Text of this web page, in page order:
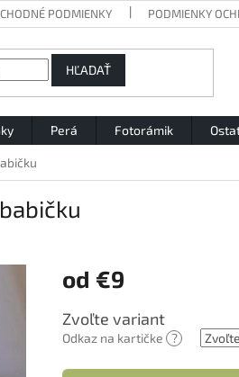
PODMIENKY PODMIENKY
HĽADAŤ
Perá Fotorámik
od €9
Jednotková
cena:
Zvoľte variant
Odkaz na kartičke ?